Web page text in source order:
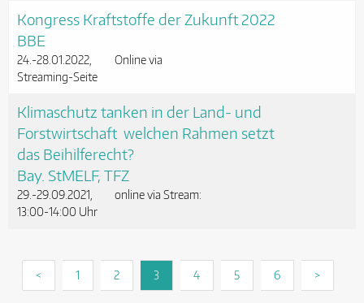
Kongress Kraftstoffe der Zukunft 2022
BBE
24.-28.01.2022
Online via
Streaming-Seite
Klimaschutz tanken in der Land- und
Forstwirtschaft  welchen Rahmen setzt
das Beihilferecht?
Bay. StMELF, TFZ
29.-29.09.2021
online via Stream:
13:00-14:00 Uhr
< 1 2 3 4 5 6 >